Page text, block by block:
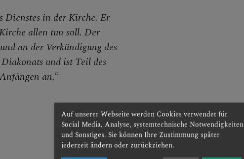
Prozess
Dienstes in der Kirche. Er
allen tun soll. Der
an der Verkündigung des
und ist Teil des
an.“
Auf unserer Webseite werden Cookies verwendet für
Social Media, Analyse, systemtechnische Notwendigkeiten
und Sonstiges. Sie können Ihre Zustimmung später
jederzeit ändern oder zurückziehen.